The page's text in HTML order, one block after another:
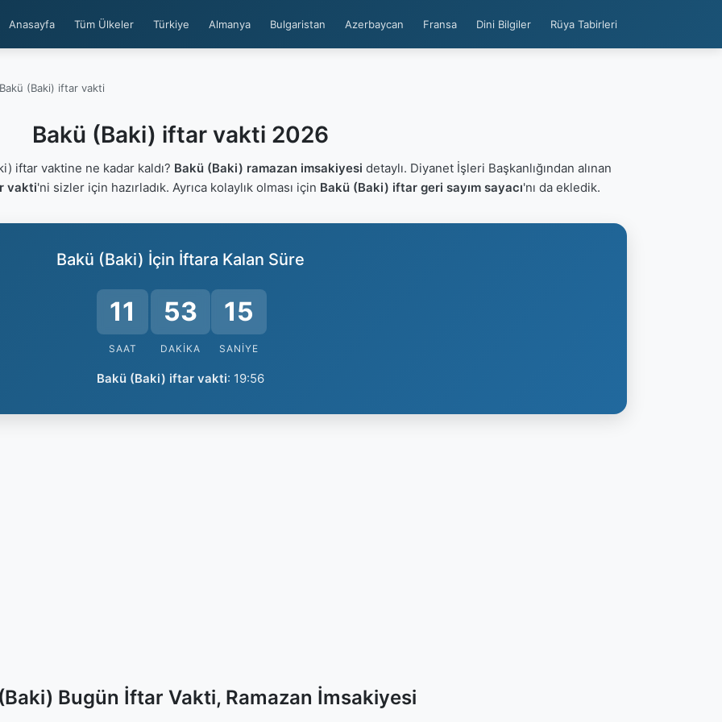
Anasayfa Tüm Ülkeler Türkiye Almanya Bulgaristan Azerbaycan Fransa Dini Bilgiler Rüya Tabirleri
Bakü (Baki) iftar vakti
Bakü (Baki) iftar vakti 2026
iftar vaktine ne kadar kaldı? Bakü (Baki) ramazan imsakiyesi detaylı. Diyanet İşleri Başkanlığından alınan
vakti'ni sizler için hazırladık. Ayrıca kolaylık olması için Bakü (Baki) iftar geri sayım sayacı'nı da ekledik.
Bakü (Baki) İçin İftara Kalan Süre
11
SAAT
53
DAKIKA
14
SANIYE
Bakü (Baki) iftar vakti: 19:56
Bugün İftar Vakti, Ramazan İmsakiyesi